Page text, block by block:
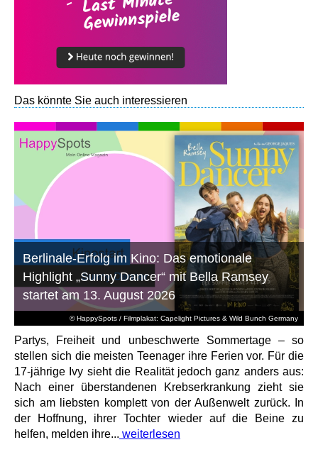
Das könnte Sie auch interessieren
© HappySpots / Filmplakat: Capelight Pictures & Wild Bunch Germany
Berlinale-Erfolg im Kino: Das emotionale
Highlight „Sunny Dancer“ mit Bella Ramsey
startet am 13. August 2026
Partys, Freiheit und unbeschwerte Sommertage – so
stellen sich die meisten Teenager ihre Ferien vor. Für die
17-jährige Ivy sieht die Realität jedoch ganz anders aus:
Nach einer überstandenen Krebserkrankung zieht sie
sich am liebsten komplett von der Außenwelt zurück. In
der Hoffnung, ihrer Tochter wieder auf die Beine zu
helfen, melden ihre... weiterlesen